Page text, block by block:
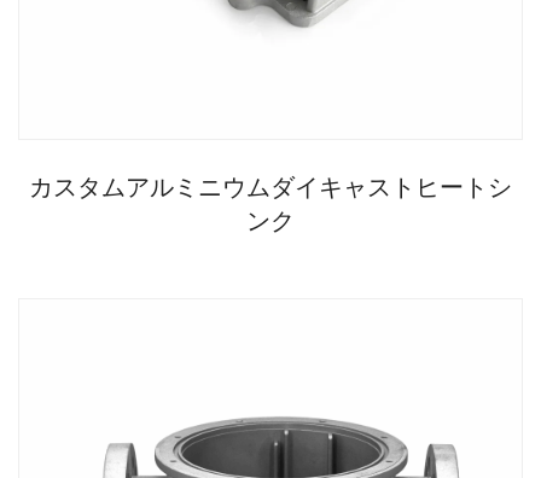
カスタムアルミニウムダイキャストヒートシ
ンク